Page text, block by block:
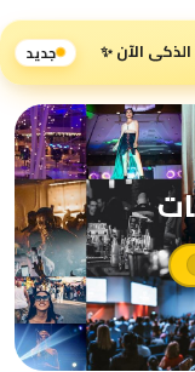
الآن ✨ جديد